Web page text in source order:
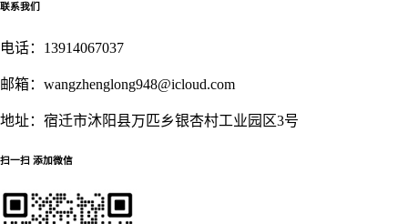
联系我们
电话： 13914067037
邮箱： wangzhenglong948@icloud.com
地址： 宿迁市沐阳县万匹乡银杏村工业园区3号
扫一扫 添加微信